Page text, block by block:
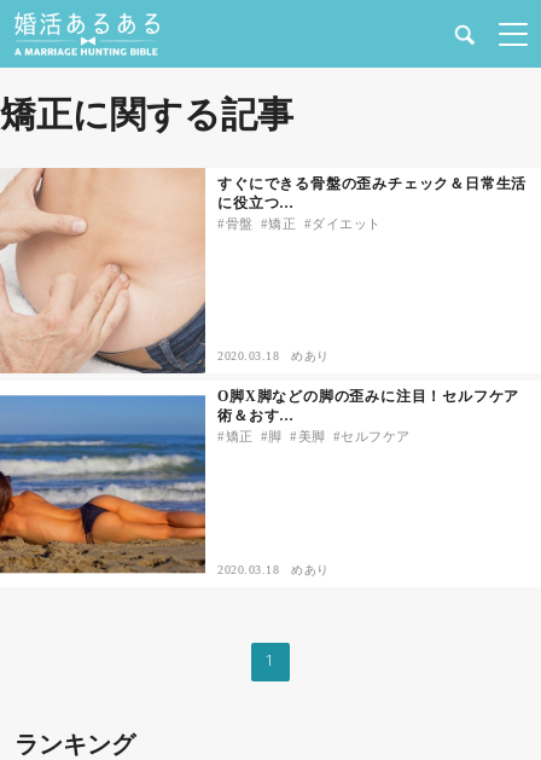
健康
恋愛の悩み
出会い
合コン・街コン
結婚相談所
あるある
矯正に関する記事
すぐにできる骨盤の歪みチェック＆日常生活
に役立つ…
骨盤 矯正 ダイエット
2020.03.18 めあり
O脚X脚などの脚の歪みに注目！セルフケア
術＆おす…
矯正 脚 美脚 セルフケア
2020.03.18 めあり
1
ランキング